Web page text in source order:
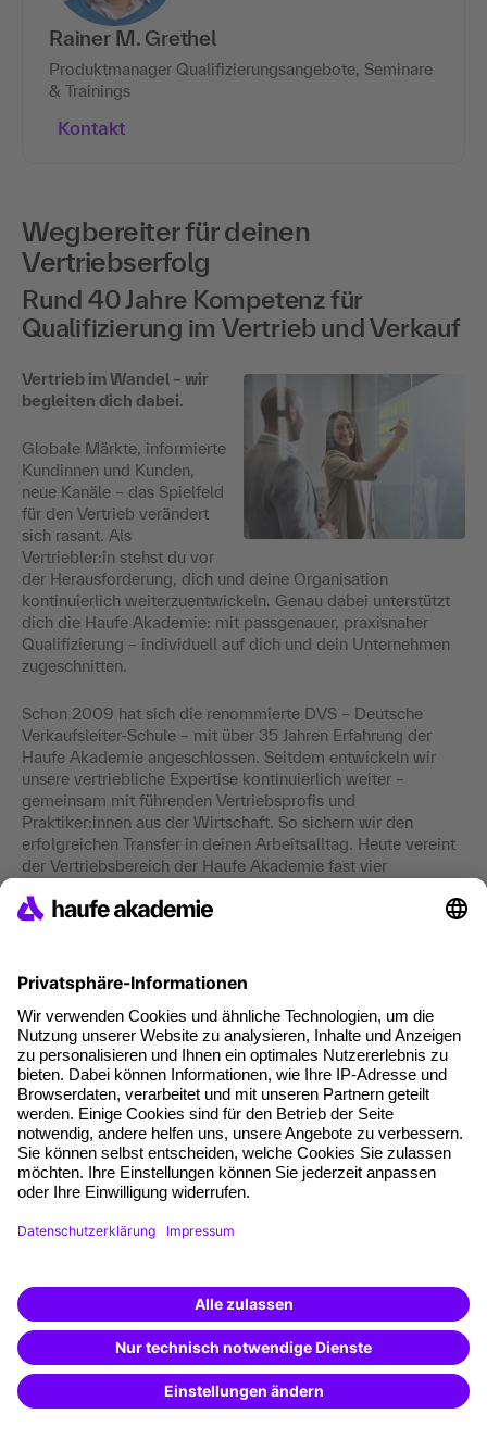
Rainer M. Grethel
Produktmanager Qualifizierungsangebote, Seminare
& Trainings
Kontakt
Wegbereiter für deinen
Vertriebserfolg
Rund 40 Jahre Kompetenz für
Qualifizierung im Vertrieb und Verkauf
Vertrieb im Wandel – wir
begleiten dich dabei.
Globale Märkte, informierte
Kundinnen und Kunden,
neue Kanäle – das Spielfeld
für den Vertrieb verändert
sich rasant. Als
Vertriebler:in stehst du vor
der Herausforderung, dich und deine Organisation
kontinuierlich weiterzuentwickeln. Genau dabei unterstützt
dich die Haufe Akademie: mit passgenauer, praxisnaher
Qualifizierung – individuell auf dich und dein Unternehmen
zugeschnitten.
Schon 2009 hat sich die renommierte DVS – Deutsche
Verkaufsleiter-Schule – mit über 35 Jahren Erfahrung der
Haufe Akademie angeschlossen. Seitdem entwickeln wir
unsere vertriebliche Expertise kontinuierlich weiter –
gemeinsam mit führenden Vertriebsprofis und
Praktiker:innen aus der Wirtschaft. So sichern wir den
erfolgreichen Transfer in deinen Arbeitsalltag. Heute vereint
der Vertriebsbereich der Haufe Akademie fast vier
und Lernformaten. Für deinen Fortschritt. Für deinen
Wir helfen gerne weiter
Kontaktiere uns
Wir sind Montag bis Freitag von 8:00 bis 17:00 Uhr für dich
da.
Weiterbildung finden -
mit KI-Power!
Beschreibe was du suchst und erhalte
passende Weiterbildungen vomKI-Berater
– schnell und treffsicher.